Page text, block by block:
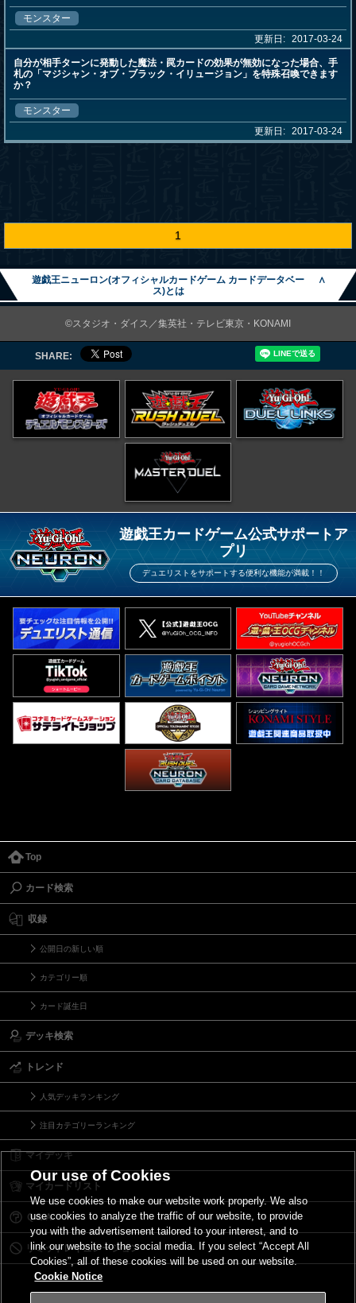
モンスター
更新日: 2017-03-24
自分が相手ターンに発動した魔法・罠カードの効果が無効になった場合、手
札の「マジシャン・オブ・ブラック・イリュージョン」を特殊召喚できます
か？
モンスター
更新日: 2017-03-24
1
遊戯王ニューロン(オフィシャルカードゲーム カードデータベー
ス)とは
∧
©スタジオ・ダイス／集英社・テレビ東京・KONAMI
SHARE:
遊戯王カードゲーム公式サポートア
プリ
デュエリストをサポートする便利な機能が満載！！
Top
カード検索
収録
公開日の新しい順
カテゴリー順
カード誕生日
デッキ検索
トレンド
人気デッキランキング
注目カテゴリーランキング
マイデッキ
マイカードリスト
Ｑ＆Ａ
リミットレギュレーション
Our use of Cookies
We use cookies to make our website work properly. We also
use cookies to analyze the traffic of our website, to provide
you with the advertisement tailored to your interest, and to
link our website to the social media. If you select “Accept All
Cookies”, all of these cookies will be used on our website.
Cookie Notice